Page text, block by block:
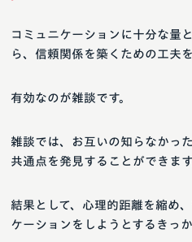
コミュニケーションに十分な量
ら、信頼関係を築くための工夫
有効なのが雑談です。
雑談では、お互いの知らなかっ
共通点を発見することができます
結果として、心理的距離を縮め
ケーションをしようとするきっ